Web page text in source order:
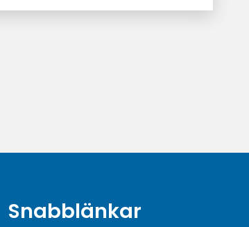
Snabblänkar